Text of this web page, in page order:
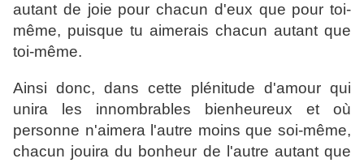
autant de joie pour chacun d'eux que pour toi-
même, puisque tu aimerais chacun autant que
toi-même.
Ainsi donc, dans cette plénitude d'amour qui
unira les innombrables bienheureux et où
personne n'aimera l'autre moins que soi-même,
chacun jouira du bonheur de l'autre autant que